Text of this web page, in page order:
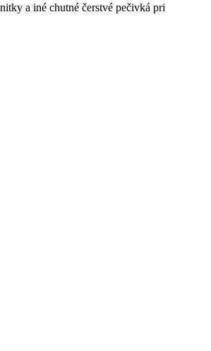
a iné chutné čerstvé pečivká pri